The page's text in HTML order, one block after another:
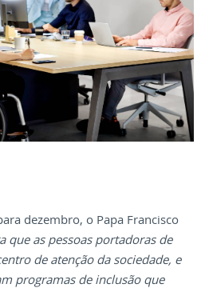
dezembro, o Papa Francisco
que as pessoas portadoras de
de atenção da sociedade, e
programas de inclusão que